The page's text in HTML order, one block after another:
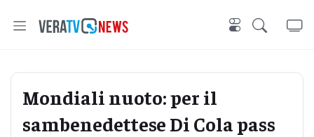
Mondiali nuoto: per il
sambenedettese Di Cola pass